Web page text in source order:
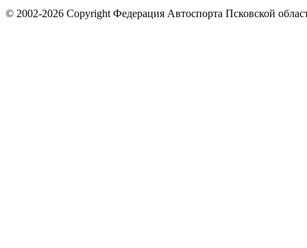
© 2002-2026 Copyright Федерация Автоспорта Псковской